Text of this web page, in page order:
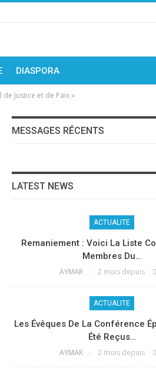
DIASPORA
Justice et de Paix »
MESSAGES RÉCENTS
LATEST NEWS
ACTUALITE
Remaniement : Voici La Liste
Membres Du…
AYMAR 2 mois depuis
ACTUALITE
Les Évêques De La Conférence
Été Reçus…
AYMAR 2 mois depuis